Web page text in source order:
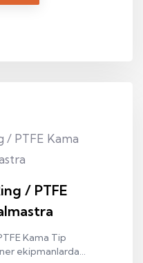
/ PTFE
Kama Tip
ekipmanlarda